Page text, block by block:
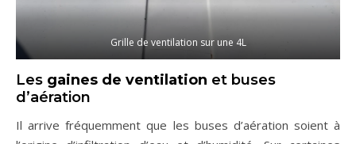
Grille de ventilation sur une 4L
Les gaines de ventilation et buses
d’aération
Il arrive fréquemment que les buses d’aération soient à